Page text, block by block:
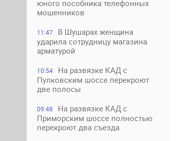
юного пособника телефонных
мошенников
11:47
В Шушарах женщина
ударила сотрудницу магазина
арматурой
10:54
На развязке КАД с
Пулковским шоссе перекроют
две полосы
09:48
На развязке КАД с
Приморским шоссе полностью
перекроют два съезда